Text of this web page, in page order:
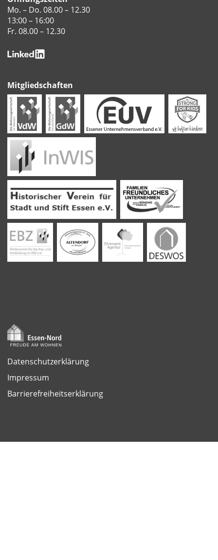
Mo. – Do. 08.00 – 12.30
13:00 – 16:00
Fr. 08.00 – 12.30
Mitgliedschaften
Datenschutzerklärung
Impressum
Barrierefreiheitserklärung